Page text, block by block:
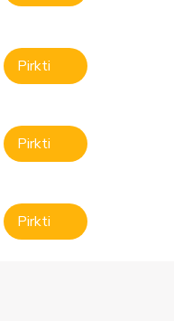
Pirkti
Pirkti
Pirkti